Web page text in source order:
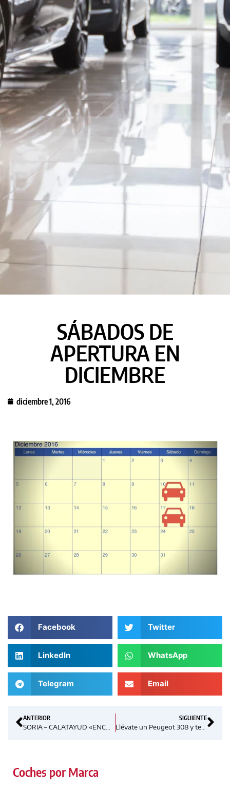
SÁBADOS DE
APERTURA EN
DICIEMBRE
diciembre 1, 2016
Facebook Twitter
LinkedIn WhatsApp
Telegram Email
ANTERIOR
SIGUIENTE
Llévate un Peugeot 308 y te damos el equipamiento del acabado superior
Coches por Marca